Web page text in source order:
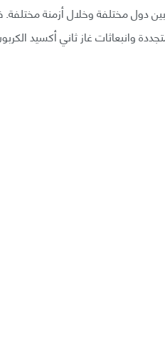
بين دول مختلفة وخلال أزمنة
وانبعاثات غاز ثاني أكسيد